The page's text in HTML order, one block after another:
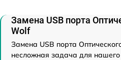
Замена USB порта
Wolf
Замена USB порта
несложная задача для нашего